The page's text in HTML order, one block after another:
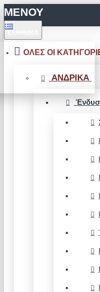
ΜΕΝΟΥ
ΟΛΕΣ ΟΙ
ΑΝΔΡΙΚΑ